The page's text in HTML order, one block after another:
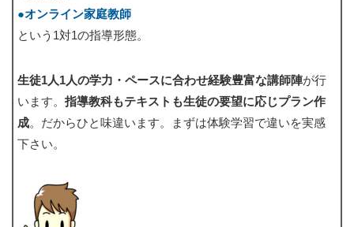
●オンライン家庭教師
という1対1の指導形態。
生徒1人1人の学力・ペースに合わせ経験豊富な講師陣が行
います。 指導教科もテキストも生徒の要望に応じプラン作
成。だからひと味違います。まずは体験学習で違いを実感
下さい。